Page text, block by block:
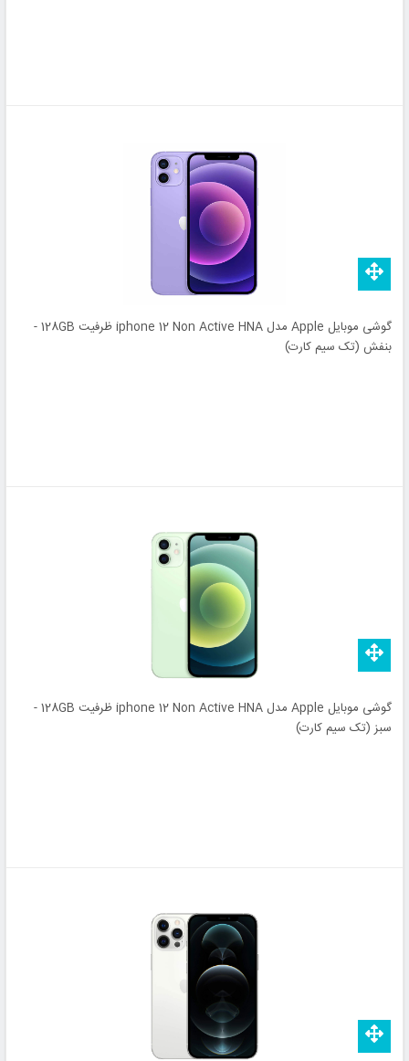
گوشی موبایل Apple مدل iphone 12 Non Active HNA ظرفیت 128GB -
بنفش (تک سیم کارت)
گوشی موبایل Apple مدل iphone 12 Non Active HNA ظرفیت 128GB -
سبز (تک سیم کارت)